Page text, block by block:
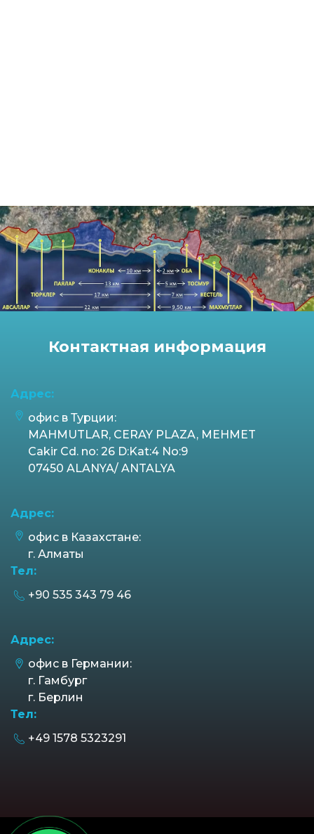
Контактная информация
Адрес:
офис в Турции:
MAHMUTLAR, CERAY PLAZA, MEHMET
Cakir Cd. no: 26 D:Kat:4 No:9
07450 ALANYA/ ANTALYA
Адрес:
офис в Казахстане:
г. Алматы
Тел:
+90 535 343 79 46
Адрес:
офис в Германии:
г. Гамбург
г. Берлин
Тел:
+49 1578 5323291